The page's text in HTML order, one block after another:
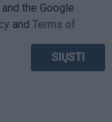
the Google
and Terms of